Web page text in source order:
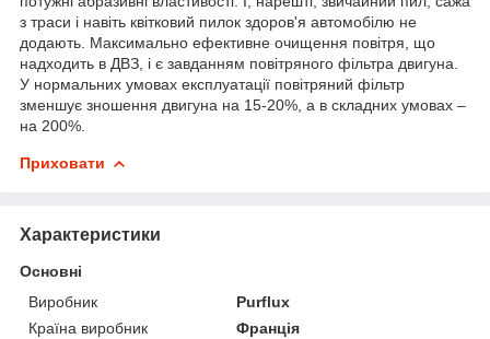
з траси і навіть квітковий пилок здоров'я автомобілю не
додають. Максимально ефективне очищення повітря, що
надходить в ДВЗ, і є завданням повітряного фільтра двигуна.
У нормальних умовах експлуатації повітряний фільтр
зменшує зношення двигуна на 15-20%, а в складних умовах –
на 200%.
Приховати
Характеристики
Основні
Виробник
Purflux
Країна виробник
Франція